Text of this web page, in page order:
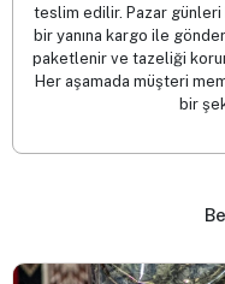
teslim edilir. Pazar günleri
bir yanına kargo ile
paketlenir ve tazeliği
Her aşamada müşteri
bir